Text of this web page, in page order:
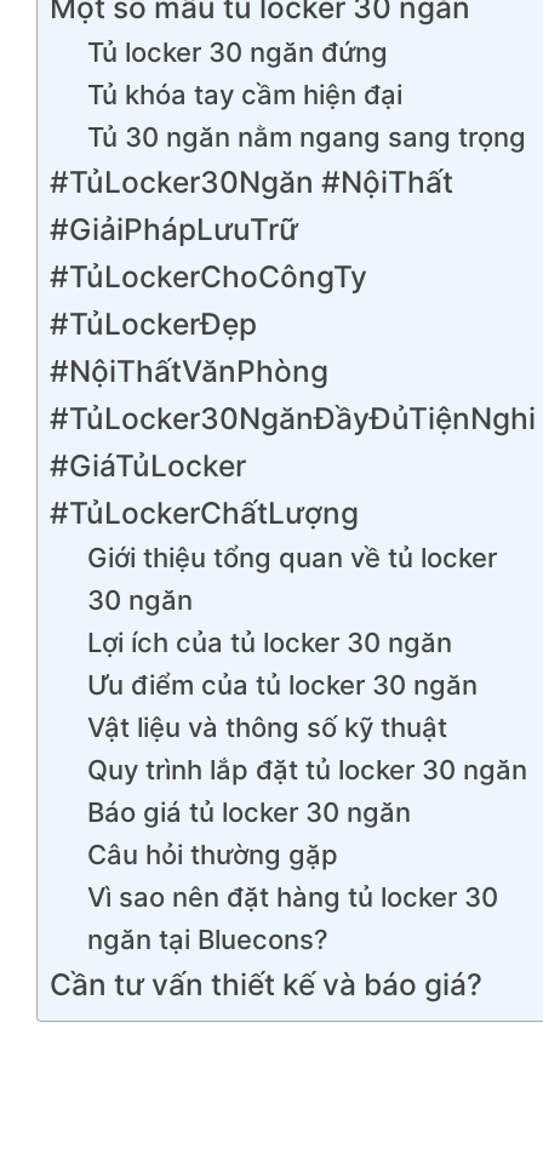
Tủ locker 30 ngăn đứng
Tủ khóa tay cầm hiện đại
Tủ 30 ngăn nằm ngang sang trọng
#TủLocker30Ngăn #NộiThất
#GiảiPhápLưuTrữ
#TủLockerChoCôngTy
#TủLockerĐẹp
#NộiThấtVănPhòng
#TủLocker30NgănĐầyĐủTiệnNghi
#GiáTủLocker
#TủLockerChấtLượng
Giới thiệu tổng quan về tủ locker
30 ngăn
Lợi ích của tủ locker 30 ngăn
Ưu điểm của tủ locker 30 ngăn
Vật liệu và thông số kỹ thuật
Quy trình lắp đặt tủ locker 30 ngăn
Báo giá tủ locker 30 ngăn
Câu hỏi thường gặp
Vì sao nên đặt hàng tủ locker 30
ngăn tại Bluecons?
Cần tư vấn thiết kế và báo giá?